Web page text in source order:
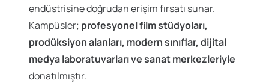
endüstrisine doğrudan erişim fırsatı sunar.
Kampüsler; profesyonel film stüdyoları,
prodüksiyon alanları, modern sınıflar, dijital
medya laboratuvarları ve sanat merkezleriyle
donatılmıştır.